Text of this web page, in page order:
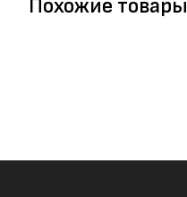
Похожие товары